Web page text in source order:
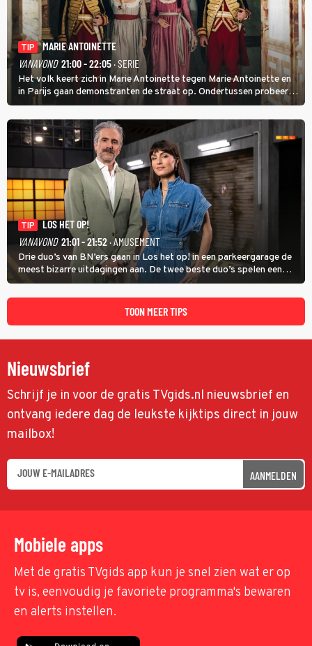
TIP
MARIE ANTOINETTE
VANAVOND 21:00 - 22:05· SERIE
Het volk keert zich in Marie Antoinette tegen Marie Antoinette en
in Parijs gaan demonstranten de straat op. Ondertussen probeert
Marie Antoinette landgoed Saint-Cloud te kopen. Ze wil daar haar
kinderen veilig laten opgroeien.
TIP
LOS HET OP!
VANAVOND 21:01 - 21:52· AMUSEMENT
Drie duo’s van BN’ers gaan in Los het op! in een parkeergarage de
meest bizarre uitdagingen aan. De twee beste duo’s spelen een
onderlinge finale. Met in deze aflevering onder anderen cabaretiers
Nabil Aoulad Ayad en Annick Boer.
TOON MEER TIPS
Nieuwsbrief
Schrijf je in voor de gratis TVgids.nl nieuwsbrief en
ontvang iedere dag de leukste kijktips direct in jouw
mailbox!
AANMELDEN
Mobiele apps
Met de gratis TVgids app kun je snel zien wat er op
tv is, eenvoudig je favoriete programma's bewaren
en alerts instellen.